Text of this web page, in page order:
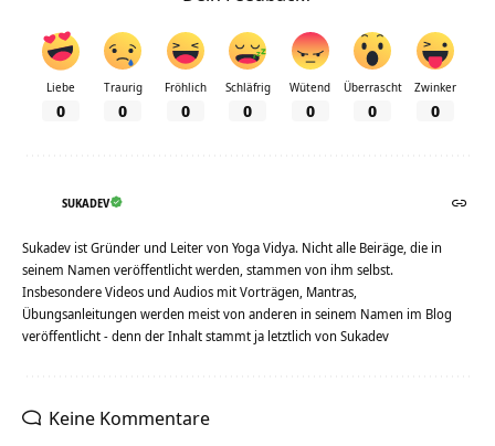
Liebe
0
Traurig
0
Fröhlich
0
Schläfrig
0
Wütend
0
Überrascht
0
Zwinker
0
SUKADEV
Sukadev ist Gründer und Leiter von Yoga Vidya. Nicht alle Beiräge, die in
seinem Namen veröffentlicht werden, stammen von ihm selbst.
Insbesondere Videos und Audios mit Vorträgen, Mantras,
Übungsanleitungen werden meist von anderen in seinem Namen im Blog
veröffentlicht - denn der Inhalt stammt ja letztlich von Sukadev
Keine Kommentare